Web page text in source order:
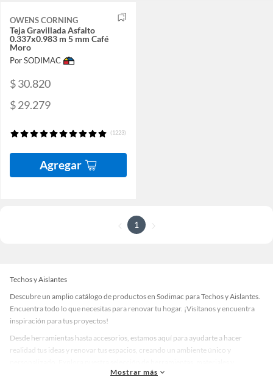
OWENS CORNING
Teja Gravillada Asfalto
0.337x0.983 m 5 mm Café
Moro
Por SODIMAC
$ 30.820
$ 29.279
(1223)
Agregar
1
Techos y Aislantes
Descubre un amplio catálogo de productos en Sodimac para Techos y Aislantes.
Encuentra todo lo que necesitas para renovar tu hogar. ¡Visítanos y encuentra
inspiración para tus proyectos!
Desde herramientas hasta accesorios, estamos aquí para ayudarte a hacer
realidad tus ideas y renovar tus espacios, creando un ambiente único y
accesorios de calidad que te ayudarán a crear un espacio más tú.
Mostrar más